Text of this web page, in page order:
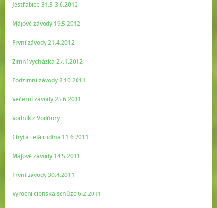
Jestřabice 31.5-3.6.2012
Májové závody 19.5.2012
První závody 21.4.2012
Zimní vycházka 27.1.2012
Podzimní závody 8.10.2011
Večerní závody 25.6.2011
Vodník z Vodňory
Chytá celá rodina 11.6.2011
Májové závody 14.5.2011
První závody 30.4.2011
Výroční členská schůze 6.2.2011